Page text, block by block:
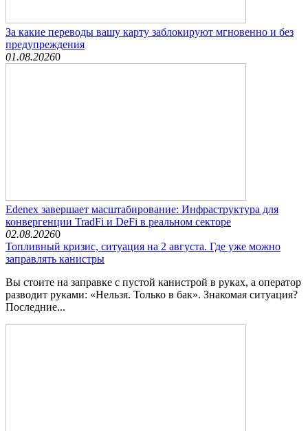
За какие переводы вашу карту заблокируют мгновенно и без
предупреждения
01.08.20260
Edenex завершает масштабирование: Инфраструктура для
конвергенции TradFi и DeFi в реальном секторе
02.08.20260
Топливный кризис, ситуация на 2 августа. Где уже можно
заправлять канистры
Вы стоите на заправке с пустой канистрой в руках, а оператор
разводит руками: «Нельзя. Только в бак». Знакомая ситуация?
Последние...